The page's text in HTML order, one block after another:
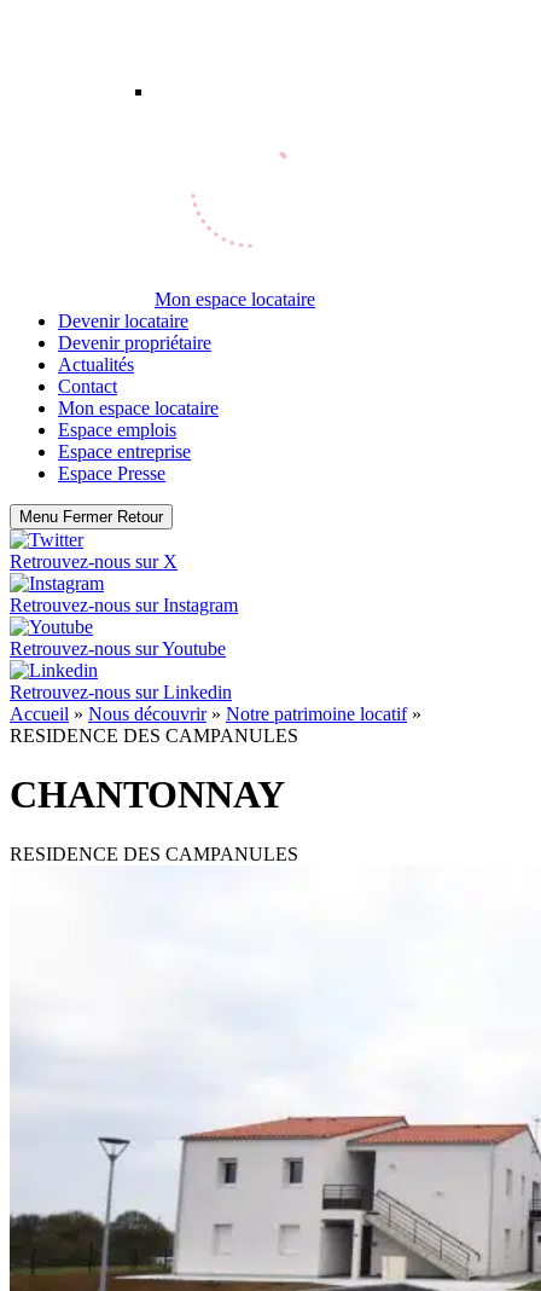
Mon espace locataire
Devenir locataire
Devenir propriétaire
Actualités
Contact
Mon espace locataire
Espace emplois
Espace entreprise
Espace Presse
Menu Fermer Retour
Retrouvez-nous sur X
Retrouvez-nous surInstagram
Retrouvez-nous surYoutube
Retrouvez-nous surLinkedin
Accueil » Nous découvrir» Notre patrimoine locatif»
RESIDENCE DES CAMPANULES
CHANTONNAY
RESIDENCE DES CAMPANULES